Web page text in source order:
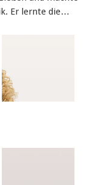
Er lernte die…